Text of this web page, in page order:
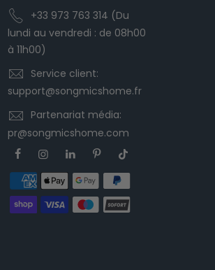
+33 973 763 314 (Du
lundi au vendredi : de 08h00
à 11h00)
Service client:
support@songmicshome.fr
Partenariat média:
pr@songmicshome.com